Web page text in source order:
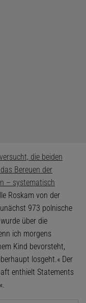
die beiden
Bereuen der
– systematisch
Roskam von der
973 polnische
über die
ich morgens
Kind bevorsteht,
losgeht.« Der
enthielt Statements